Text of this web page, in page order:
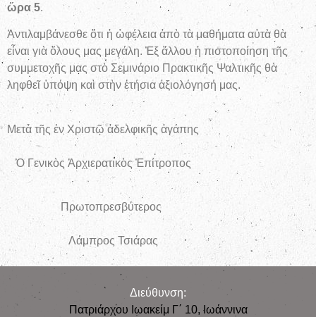
ὥρα 5.
Ἀντιλαμβάνεσθε ὅτι ἡ ὠφέλεια ἀπὸ τὰ μαθήματα αὐτὰ θὰ
εἶναι γιὰ ὅλους μας μεγάλη. Ἐξ ἄλλου ἡ πιστοποίηση τῆς
συμμετοχῆς μας στὸ Σεμινάριο Πρακτικῆς Ψαλτικῆς θὰ
ληφθεῖ ὑπόψη καὶ στὴν ἐτήσια ἀξιολόγησή μας.
Μετὰ τῆς ἐν Χριστῷ ἀδελφικῆς ἀγάπης
Ὁ Γενικὸς Ἀρχιερατικὸς Ἐπίτροπος
Πρωτοπρεσβύτερος
Λάμπρος Τσιάρας
Διεύθυνση:
Πατριάρχου Ιωακείμ Γ΄ 10, Iωάννινα